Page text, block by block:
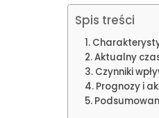
Spis treści
Aktualny
Czynniki
Prognozy i